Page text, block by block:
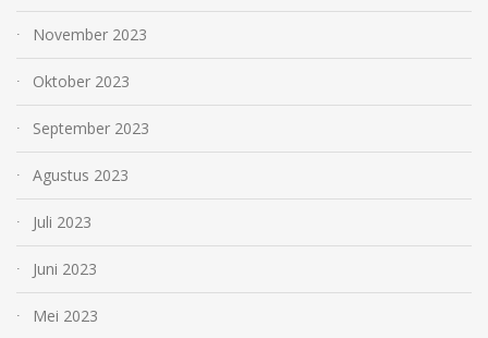
November 2023
Oktober 2023
September 2023
Agustus 2023
Juli 2023
Juni 2023
Mei 2023